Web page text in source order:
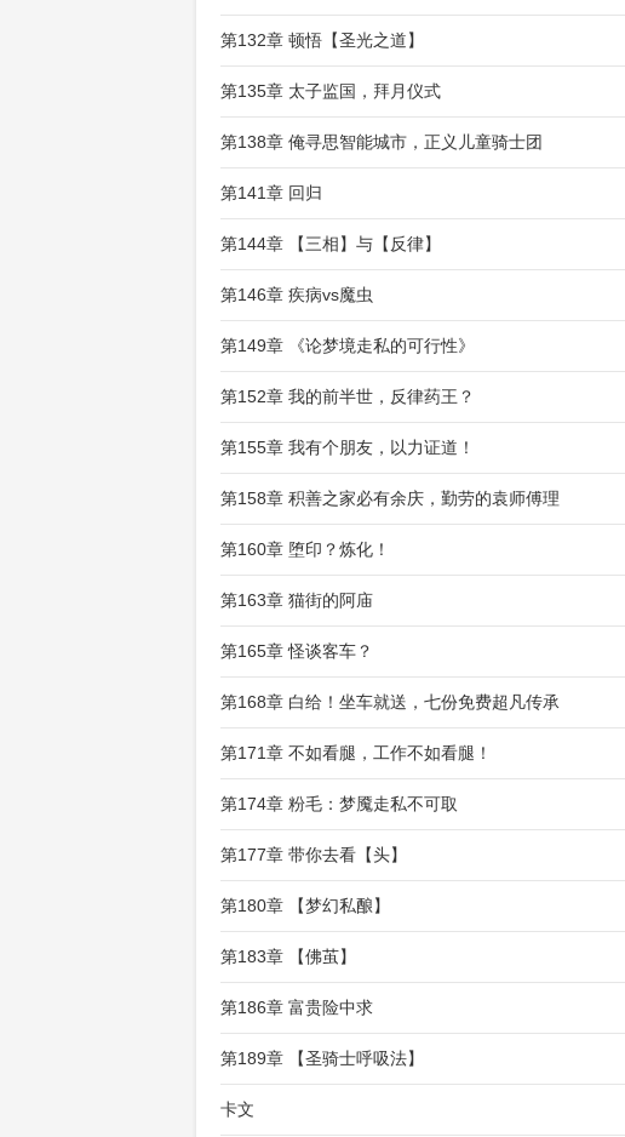
第132章 顿悟【圣光之道】
第135章 太子监国，拜月仪式
第138章 俺寻思智能城市，正义儿童骑士团
第141章 回归
第144章 【三相】与【反律】
第146章 疾病vs魔虫
第149章 《论梦境走私的可行性》
第152章 我的前半世，反律药王？
第155章 我有个朋友，以力证道！
第158章 积善之家必有余庆，勤劳的袁师傅理
第160章 堕印？炼化！
第163章 猫街的阿庙
第165章 怪谈客车？
第168章 白给！坐车就送，七份免费超凡传承
第171章 不如看腿，工作不如看腿！
第174章 粉毛：梦魇走私不可取
第177章 带你去看【头】
第180章 【梦幻私酿】
第183章 【佛茧】
第186章 富贵险中求
第189章 【圣骑士呼吸法】
卡文